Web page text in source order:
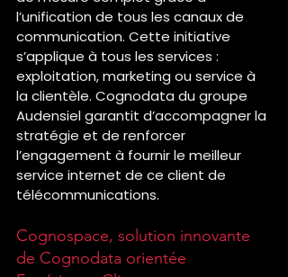
l’unification de tous les canaux de
communication. Cette initiative
s’applique à tous les services :
exploitation, marketing ou service à
la clientèle. Cognodata du groupe
Audensiel garantit d’accompagner la
stratégie et de renforcer
l’engagement à fournir le meilleur
service internet de ce client de
télécommunications.
Cognospace, solution innovante
de Cognodata orientée